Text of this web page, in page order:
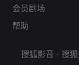
会员剧场
帮助
搜狐影音 - 搜